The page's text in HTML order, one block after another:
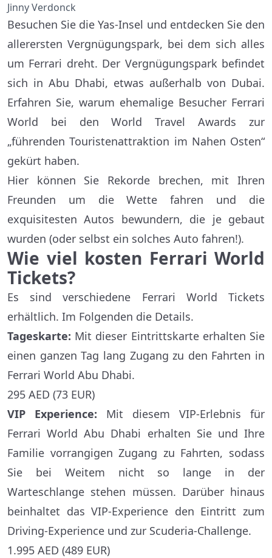
Jinny Verdonck
Besuchen Sie die Yas-Insel und entdecken Sie den
allerersten Vergnügungspark, bei dem sich alles
um Ferrari dreht. Der Vergnügungspark befindet
sich in Abu Dhabi, etwas außerhalb von Dubai.
Erfahren Sie, warum ehemalige Besucher Ferrari
World bei den World Travel Awards zur
„führenden Touristenattraktion im Nahen Osten“
gekürt haben.
Hier können Sie Rekorde brechen, mit Ihren
Freunden um die Wette fahren und die
exquisitesten Autos bewundern, die je gebaut
wurden (oder selbst ein solches Auto fahren!).
Wie viel kosten Ferrari World
Tickets?
Es sind verschiedene Ferrari World Tickets
erhältlich. Im Folgenden die Details.
Tageskarte: Mit dieser Eintrittskarte erhalten Sie
einen ganzen Tag lang Zugang zu den Fahrten in
Ferrari World Abu Dhabi.
295 AED (73 EUR)
VIP Experience: Mit diesem VIP-Erlebnis für
Ferrari World Abu Dhabi erhalten Sie und Ihre
Familie vorrangigen Zugang zu Fahrten, sodass
Sie bei Weitem nicht so lange in der
Warteschlange stehen müssen. Darüber hinaus
beinhaltet das VIP-Experience den Eintritt zum
Driving-Experience und zur Scuderia-Challenge.
1.995 AED (489 EUR)